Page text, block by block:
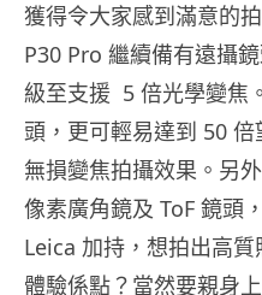
獲得令大家感到滿意的
P30 Pro 繼續備有遠攝
級至支援 5 倍光學變焦
頭，更可輕易達到 50
無損變焦拍攝效果。另
像素廣角鏡及 ToF 鏡頭
Leica 加持，想拍出高
體驗係點？當然要親身